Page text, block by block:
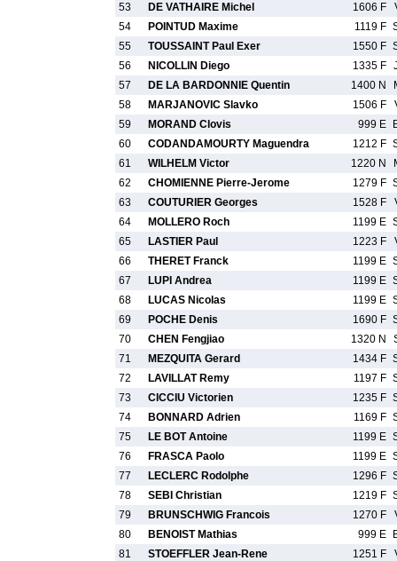
53
DE VATHAIRE Michel 1606 F
54
POINTUD Maxime 1119 F
55
TOUSSAINT Paul Exer 1550 F
56
NICOLLIN Diego 1335 F
57
DE LA BARDONNIE Quentin 1400 N
58
MARJANOVIC Slavko 1506 F
59
MORAND Clovis 999 E
60
CODANDAMOURTY Maguendra 1212 F
61
WILHELM Victor 1220 N
62
CHOMIENNE Pierre-Jerome 1279 F
63
COUTURIER Georges 1528 F
64
MOLLERO Roch 1199 E
65
LASTIER Paul 1223 F
66
THERET Franck 1199 E
67
LUPI Andrea 1199 E
68
LUCAS Nicolas 1199 E
69
POCHE Denis 1690 F
70
CHEN Fengjiao 1320 N
71
MEZQUITA Gerard 1434 F
72
LAVILLAT Remy 1197 F
73
CICCIU Victorien 1235 F
74
BONNARD Adrien 1169 F
75
LE BOT Antoine 1199 E
76
FRASCA Paolo 1199 E
77
LECLERC Rodolphe 1296 F
78
SEBI Christian 1219 F
79
BRUNSCHWIG Francois 1270 F
80
BENOIST Mathias 999 E
81
STOEFFLER Jean-Rene 1251 F